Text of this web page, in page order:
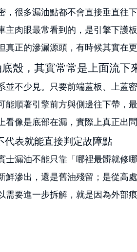
，很多漏油點都不會直接垂直往
主肉眼最常看到的，是引擎下護
真正的滲漏源頭，有時候其實在更
殼，其實常常是上面流下
並不少見。只要前端蓋板、上蓋
能順著引擎前方與側邊往下帶，
看像是底部在漏，實際上真正出
代表就能直接判定故障點
士漏油不能只靠「哪裡最髒就修
鮮滲出，還是舊油殘留；是從高
需要進一步拆解，就是因為外部